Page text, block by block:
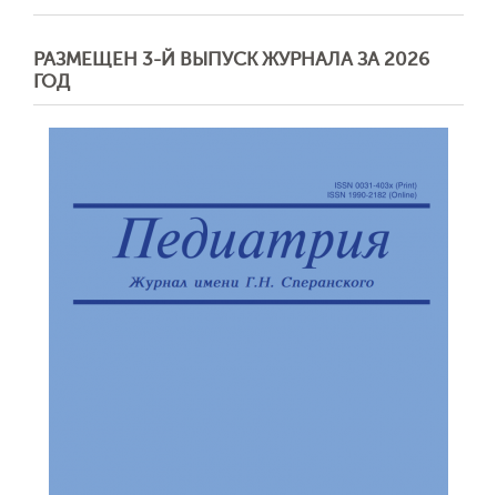
РАЗМЕЩЕН 3-Й ВЫПУСК ЖУРНАЛА ЗА 2026
ГОД